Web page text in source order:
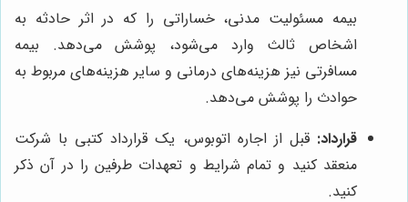
بیمه مسئولیت مدنی، خساراتی را که در اثر حادثه به
اشخاص ثالث وارد می‌شود، پوشش می‌دهد. بیمه
مسافرتی نیز هزینه‌های درمانی و سایر هزینه‌های مربوط به
حوادث را پوشش می‌دهد.
قرارداد: قبل از اجاره اتوبوس، یک قرارداد کتبی با شرکت
منعقد کنید و تمام شرایط و تعهدات طرفین را در آن ذکر
کنید.